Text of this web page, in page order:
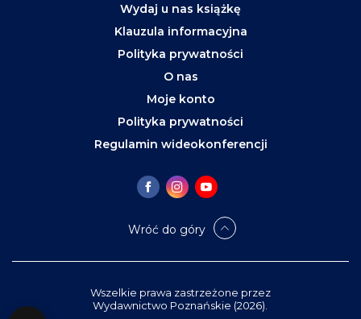
Wydaj u nas książkę
Klauzula informacyjna
Polityka prywatności
O nas
Moje konto
Polityka prywatności
Regulamin wideokonferencji
Wróć do góry
Wszelkie prawa zastrzeżone przez
Wydawnictwo Poznańskie (2026).